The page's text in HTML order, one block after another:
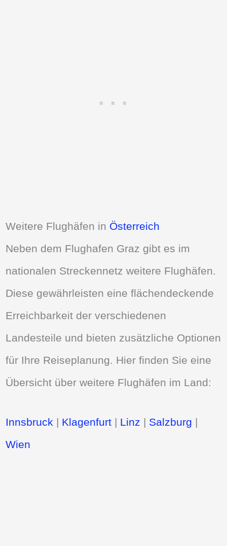
Weitere Flughäfen in Österreich
Neben dem Flughafen Graz gibt es im
nationalen Streckennetz weitere Flughäfen.
Diese gewährleisten eine flächendeckende
Erreichbarkeit der verschiedenen
Landesteile und bieten zusätzliche Optionen
für Ihre Reiseplanung. Hier finden Sie eine
Übersicht über weitere Flughäfen im Land:
Innsbruck | Klagenfurt | Linz | Salzburg |
Wien